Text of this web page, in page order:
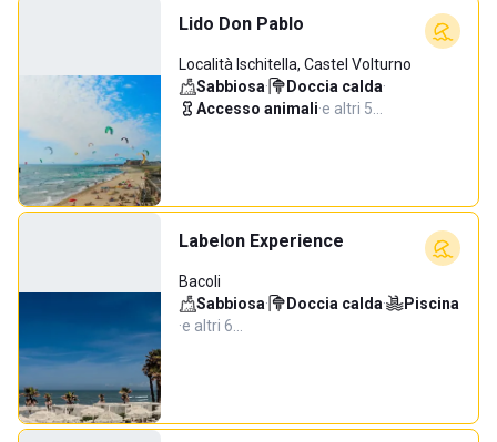
Lido Don Pablo
Località Ischitella, Castel Volturno
Sabbiosa· Doccia calda·
Accesso animali·e altri 5…
Labelon Experience
Bacoli
Sabbiosa· Doccia calda·
Piscina
·e altri 6…